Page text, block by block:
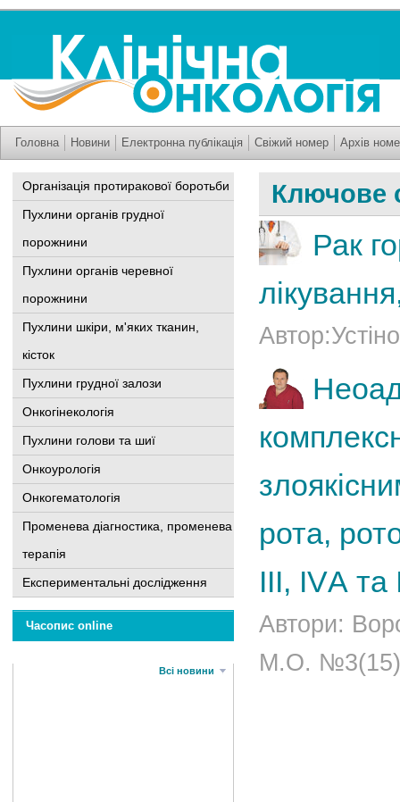
Головна Новини Електронна публікація Свіжий номер Архів
Організація протиракової боротьби
Пухлини органів грудної
порожнини
Пухлини органів черевної
порожнини
Пухлини шкіри, м'яких тканин,
кісток
Пухлини грудної залози
Онкогінекологія
Пухлини голови та шиї
Онкоурологія
Онкогематологія
Променева діагностика, променева
терапія
Експериментальні дослідження
Часопис online
Всі новини
Ключове
Рак
рота,
III, IVА та
Автори:
М.О. №3(15)